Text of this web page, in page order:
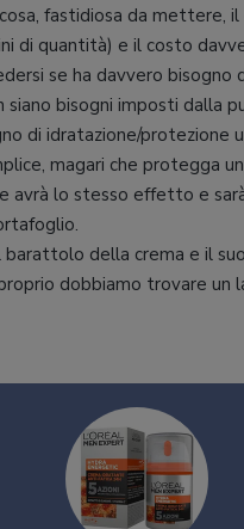
fastidiosa da mettere,
di quantità) e il costo
se ha davvero
siano bisogni imposti dalla
di idratazione/protezione
magari che protegga
avrà lo stesso effetto e
della crema e il
dobbiamo trovare un